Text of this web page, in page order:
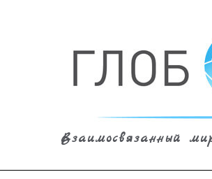
Взаимосвязанный